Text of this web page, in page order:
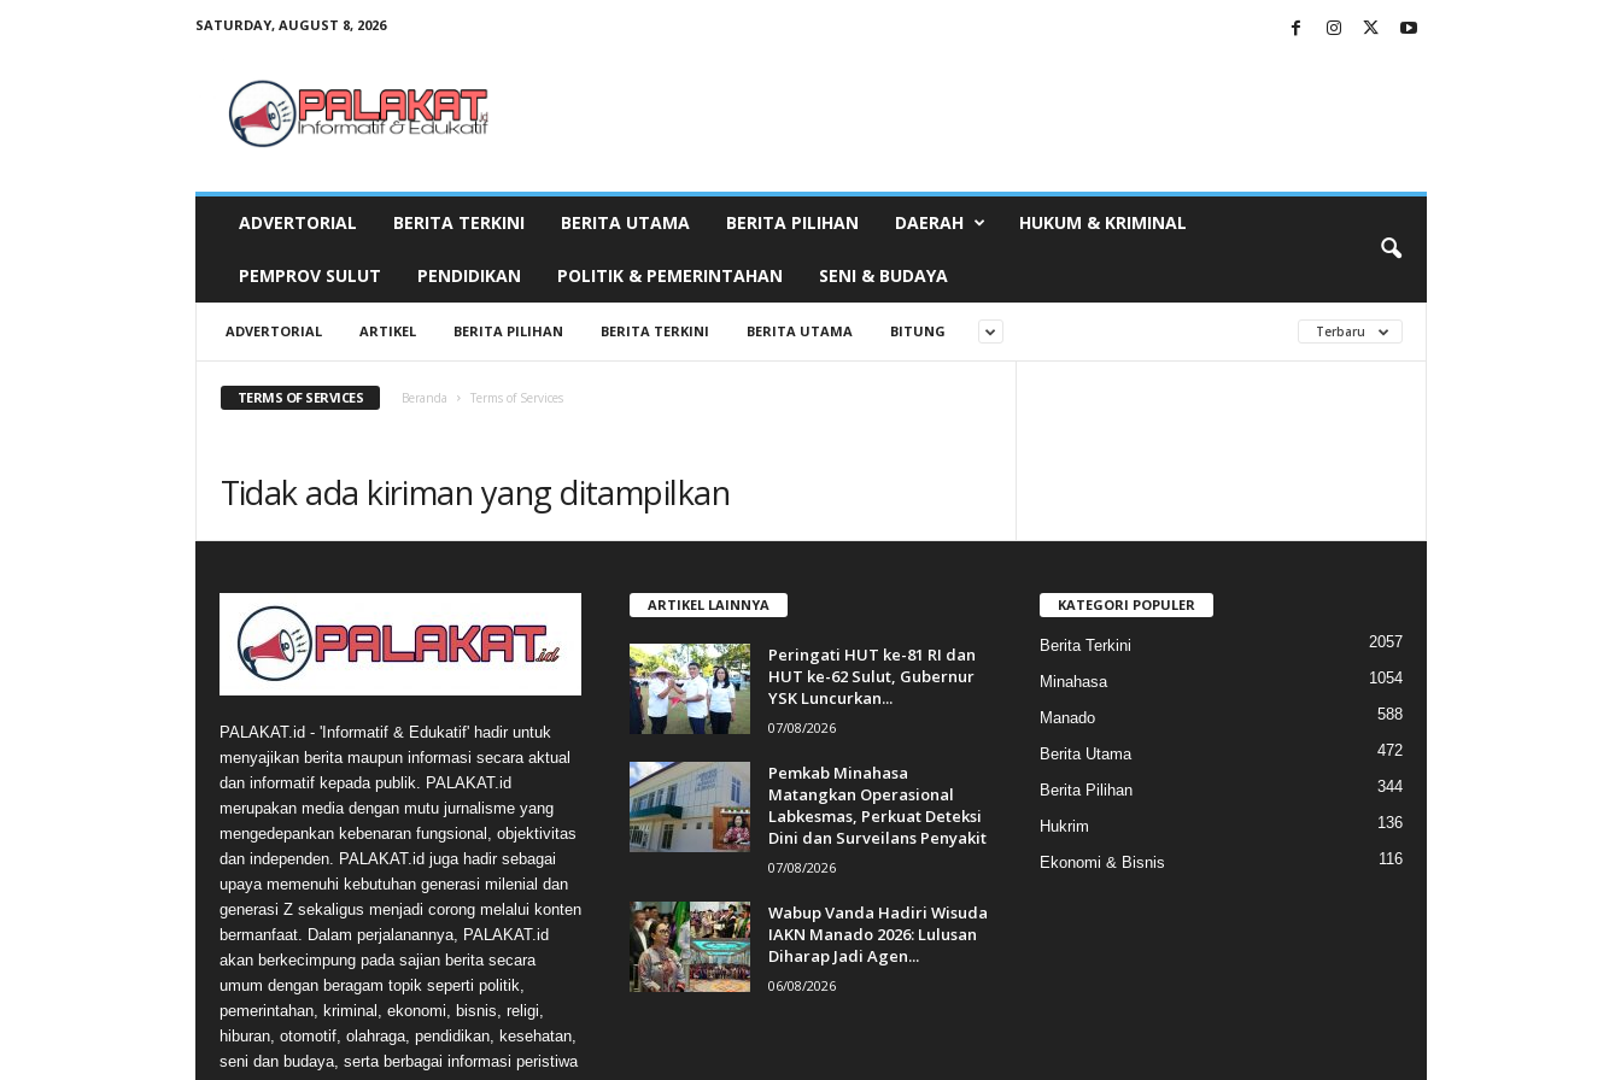
SATURDAY, AUGUST 8, 2026
ADVERTORIAL BERITA TERKINI BERITA UTAMA BERITA PILIHAN DAERAH HUKUM & KRIMINAL
PEMPROV SULUT PENDIDIKAN POLITIK & PEMERINTAHAN SENI & BUDAYA
ADVERTORIAL ARTIKEL BERITA PILIHAN BERITA TERKINI BERITA UTAMA BITUNG Terbaru
TERMS OF SERVICES Beranda Terms of Services
Tidak ada kiriman yang ditampilkan
PALAKAT.id - 'Informatif & Edukatif' hadir untuk
menyajikan berita maupun informasi secara aktual
dan informatif kepada publik. PALAKAT.id
merupakan media dengan mutu jurnalisme yang
mengedepankan kebenaran fungsional, objektivitas
dan independen. PALAKAT.id juga hadir sebagai
upaya memenuhi kebutuhan generasi milenial dan
generasi Z sekaligus menjadi corong melalui konten
bermanfaat. Dalam perjalanannya, PALAKAT.id
akan berkecimpung pada sajian berita secara
umum dengan beragam topik seperti politik,
pemerintahan, kriminal, ekonomi, bisnis, religi,
hiburan, otomotif, olahraga, pendidikan, kesehatan,
seni dan budaya, serta berbagai informasi peristiwa
ARTIKEL LAINNYA
Peringati HUT ke-81 RI dan
HUT ke-62 Sulut, Gubernur
YSK Luncurkan...
07/08/2026
Pemkab Minahasa
Matangkan Operasional
Labkesmas, Perkuat Deteksi
Dini dan Surveilans Penyakit
07/08/2026
Wabup Vanda Hadiri Wisuda
IAKN Manado 2026: Lulusan
Diharap Jadi Agen...
06/08/2026
KATEGORI POPULER
Berita Terkini 2057
Minahasa 1054
Manado 588
Berita Utama 472
Berita Pilihan 344
Hukrim 136
Ekonomi & Bisnis 116